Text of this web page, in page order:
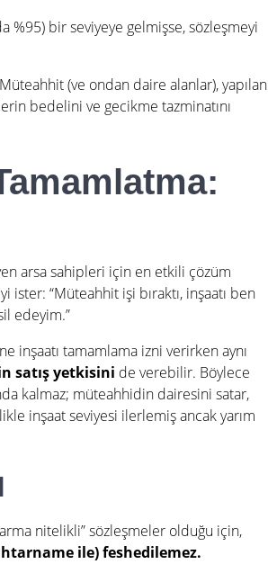
%95) bir seviyeye gelmişse, sözleşmeyi
(ve ondan daire alanlar), yapılan
bedelini ve gecikme tazminatını
arsa sahipleri için en etkili çözüm
ister: “Müteahhit işi bıraktı, inşaatı ben
edeyim.”
inşaatı tamamlama izni verirken aynı
satış yetkisini de verebilir. Böylece
kalmaz; müteahhidin dairesini satar,
inşaat seviyesi ilerlemiş ancak yarım
nitelikli” sözleşmeler olduğu için,
ile) feshedilemez.